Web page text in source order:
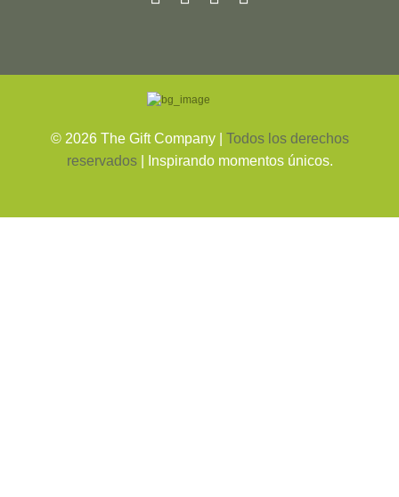
© 2026The Gift Company | Todos los derechos
reservados
| Inspirando momentos únicos.